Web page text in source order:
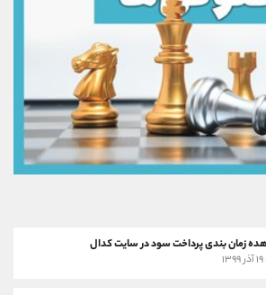
زمان بندی پرداخت سود در سایت کدال